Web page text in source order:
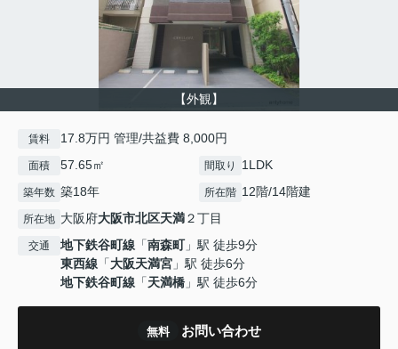
【外観】
賃料 17.8万円 管理/共益費 8,000円
面積 57.65㎡ 間取り 1LDK
築年数 築18年 所在階 12階/14階建
所在地 大阪府大阪市北区天満２丁目
交通 地下鉄谷町線 「南森町」駅 徒歩9分
東西線 「大阪天満宮 」駅 徒歩6分
地下鉄谷町線 「天満橋 」駅 徒歩6分
無料 お問い合わせ